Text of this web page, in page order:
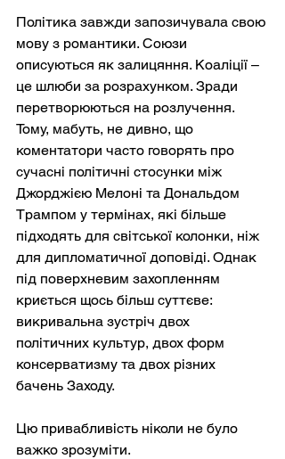
Політика завжди запозичувала свою
мову з романтики. Союзи
описуються як залицяння. Коаліції –
це шлюби за розрахунком. Зради
перетворюються на розлучення.
Тому, мабуть, не дивно, що
коментатори часто говорять про
сучасні політичні стосунки між
Джорджією Мелоні та Дональдом
Трампом у термінах, які більше
підходять для світської колонки, ніж
для дипломатичної доповіді. Однак
під поверхневим захопленням
криється щось більш суттєве:
викривальна зустріч двох
політичних культур, двох форм
консерватизму та двох різних
бачень Заходу.
Цю привабливість ніколи не було
важко зрозуміти.